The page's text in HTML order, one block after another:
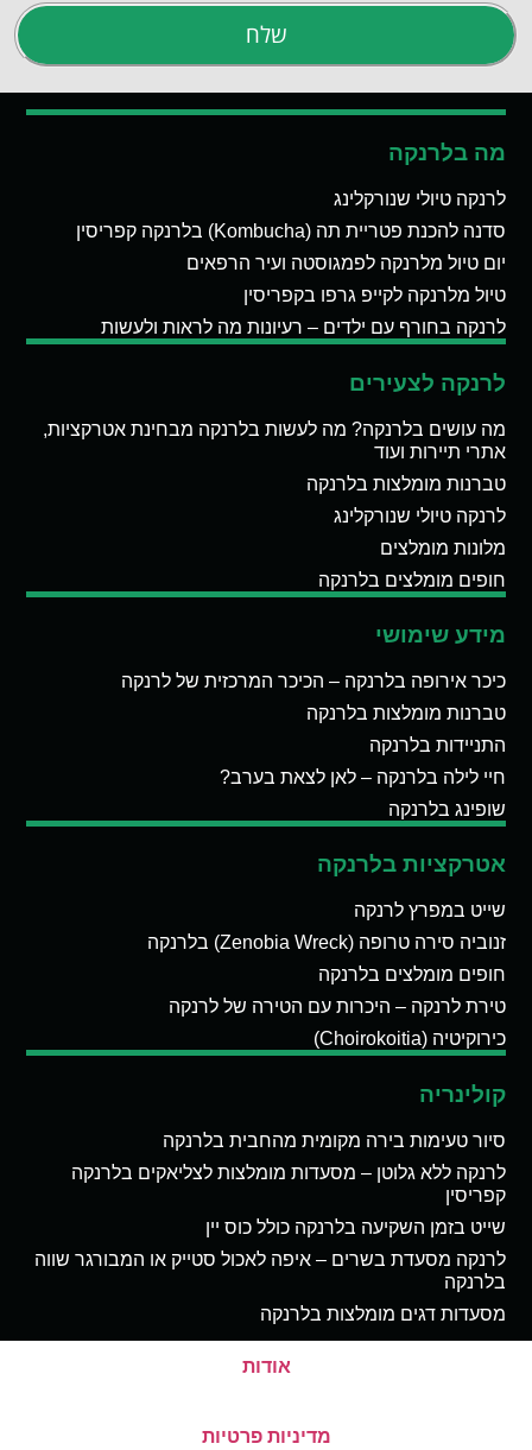
שלח
מה בלרנקה
לרנקה טיולי שנורקלינג
סדנה להכנת פטריית תה (Kombucha) בלרנקה קפריסין
יום טיול מלרנקה לפמגוסטה ועיר הרפאים
טיול מלרנקה לקייפ גרפו בקפריסין
לרנקה בחורף עם ילדים – רעיונות מה לראות ולעשות
לרנקה לצעירים
מה עושים בלרנקה? מה לעשות בלרנקה מבחינת אטרקציות,
אתרי תיירות ועוד
טברנות מומלצות בלרנקה
לרנקה טיולי שנורקלינג
מלונות מומלצים
חופים מומלצים בלרנקה
מידע שימושי
כיכר אירופה בלרנקה – הכיכר המרכזית של לרנקה
טברנות מומלצות בלרנקה
התניידות בלרנקה
חיי לילה בלרנקה – לאן לצאת בערב?
שופינג בלרנקה
אטרקציות בלרנקה
שייט במפרץ לרנקה
זנוביה סירה טרופה (Zenobia Wreck) בלרנקה
חופים מומלצים בלרנקה
טירת לרנקה – היכרות עם הטירה של לרנקה
כירוקיטיה (Choirokoitia)
קולינריה
סיור טעימות בירה מקומית מהחבית בלרנקה
לרנקה ללא גלוטן – מסעדות מומלצות לצליאקים בלרנקה
קפריסין
שייט בזמן השקיעה בלרנקה כולל כוס יין
לרנקה מסעדת בשרים – איפה לאכול סטייק או המבורגר שווה
בלרנקה
מסעדות דגים מומלצות בלרנקה
אודות
מדיניות פרטיות